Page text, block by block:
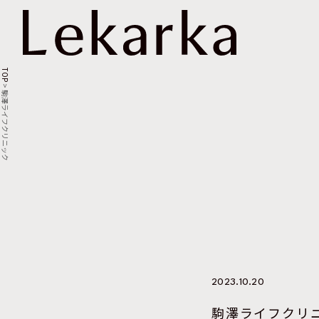
TOP
>
駒澤ライフクリニック
2023.10.20
駒澤ライフクリ